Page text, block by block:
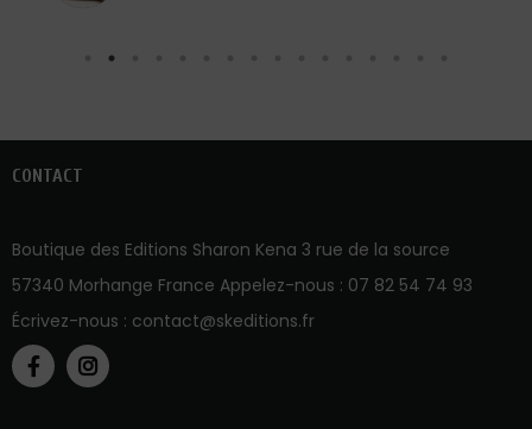
CONTACT
Boutique des Editions Sharon Kena 3 rue de la source
57340 Morhange France Appelez-nous : 07 82 54 74 93
Écrivez-nous : contact@skeditions.fr